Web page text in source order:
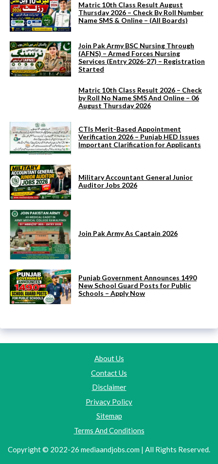
Matric 10th Class Result August
Thursday 2026 – Check By Roll Number
Name SMS & Online – (All Boards)
Join Pak Army BSC Nursing Through
(AFNS) – Armed Forces Nursing
Services (Entry 2026-27) – Registration
Started
Matric 10th Class Result 2026 – Check
by Roll No Name SMS And Online – 06
August Thursday 2026
CTIs Merit-Based Appointment
Verification 2026 – Punjab HED Issues
Important Clarification for Applicants
Military Accountant General Junior
Auditor Jobs 2026
Join Pak Army As Captain 2026
Punjab Government Announces 1490
New School Guard Posts for Public
Schools – Apply Now
About Us
Contact Us
Disclaimer
Privacy Policy
Sitemap
Terms And Conditions
Copyright © 2022-26 mediaandjobs.com | All Rights Reserved.